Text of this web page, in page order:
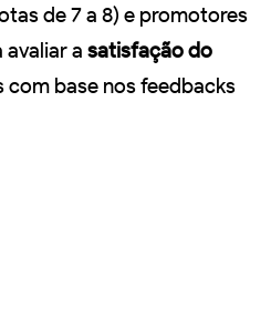
de 7 a 8) e promotores
avaliar a satisfação do
com base nos feedbacks